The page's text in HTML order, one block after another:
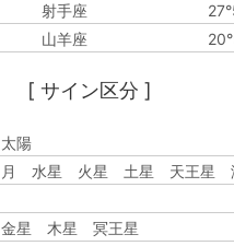
射手座
山羊座
[ サイン区分 ]
太陽
月 水星 火星 土星 天王星
金星 木星 冥王星